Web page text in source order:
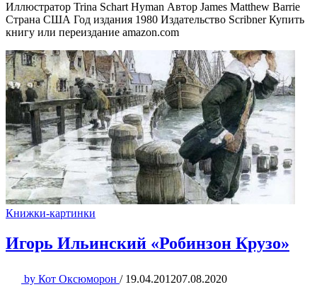
Иллюстратор Trina Schart Hyman Автор James Matthew Barrie
Страна США Год издания 1980 Издательство Scribner Купить
книгу или переиздание amazon.com
Книжки-картинки
Игорь Ильинский «Робинзон Крузо»
by Кот Оксюморон / 19.04.201207.08.2020